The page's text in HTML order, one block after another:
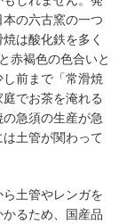
の六古窯の一つ
は酸化鉄を多く
赤褐色の色合いと
前まで「常滑焼
でお茶を淹れる
急須の生産が急
土管が関わって
土管やレンガを
るため、国産品